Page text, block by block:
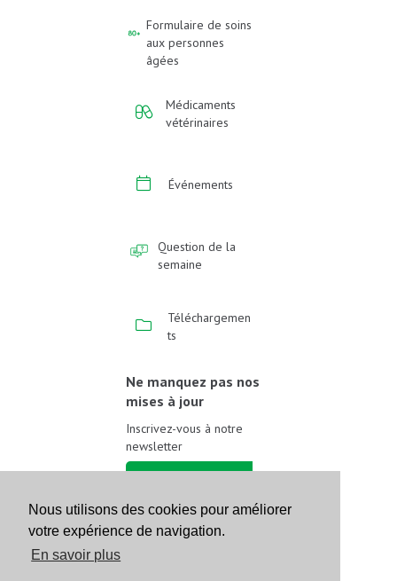
Nous utilisons des cookies pour améliorer
votre expérience de navigation.
En savoir plus
Formulaire de soins
aux personnes
âgées
Médicaments
vétérinaires
Événements
Question de la
semaine
Téléchargemen
ts
Ne manquez pas nos
mises à jour
Inscrivez-vous à notre
newsletter
Suivez-nous sur les